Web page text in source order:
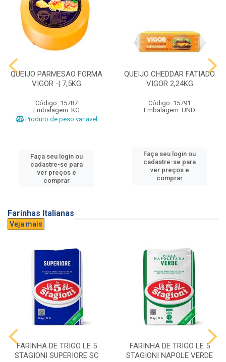
QUEIJO PARMESAO FORMA
VIGOR -¦ 7,5KG
Código: 15787
Embalagem: KG
Produto de peso variável
Faça seu login ou
cadastre-se para
ver preços e
comprar
QUEIJO CHEDDAR FATIADO
VIGOR 2,24KG
Código: 15791
Embalagem: UND
Faça seu login ou
cadastre-se para
ver preços e
comprar
Farinhas Italianas
Veja mais
FARINHA DE TRIGO LE 5
STAGIONI SUPERIORE SC
FARINHA DE TRIGO LE 5
STAGIONI NAPOLE VERDE